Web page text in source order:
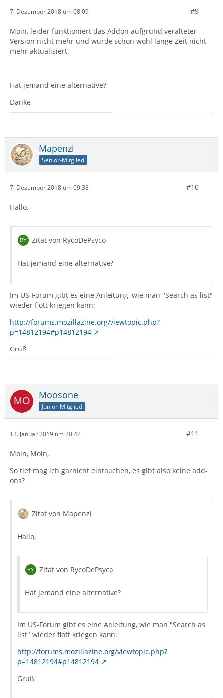
7. Dezember 2018 um 08:09 #9
Moin, leider funktioniert das Addon aufgrund veralteter
Version nicht mehr und wurde schon wohl lange Zeit nicht
mehr aktualisiert.
Hat jemand eine alternative?
Danke
Mapenzi
Senior-Mitglied
7. Dezember 2018 um 09:38 #10
Hallo,
Zitat von RycoDePsyco
Hat jemand eine alternative?
Im US-Forum gibt es eine Anleitung, wie man "Search as list"
wieder flott kriegen kann:
http://forums.mozillazine.org/viewtopic.php?
p=14812194#p14812194
Gruß
Moosone
Junior-Mitglied
13. Januar 2019 um 20:42 #11
Moin, Moin,
So tief mag ich garnicht eintauchen, es gibt also keine add-
ons?
Zitat von Mapenzi
Hallo,
Zitat von RycoDePsyco
Hat jemand eine alternative?
Im US-Forum gibt es eine Anleitung, wie man "Search as
list" wieder flott kriegen kann:
http://forums.mozillazine.org/viewtopic.php?
p=14812194#p14812194
Gruß